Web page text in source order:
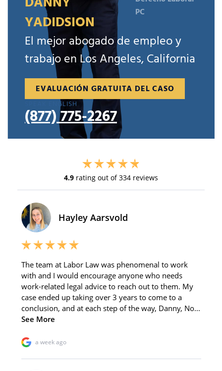
YADIDSION
PC
El mejor abogado de empleo y
trabajo en Los Angeles, California
EVALUACIÓN GRATUITA DEL CASO
SPEAK ENGLISH
(877) 775-2267